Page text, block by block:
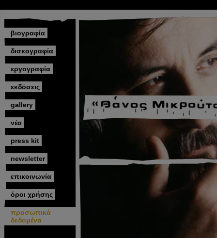
βιογραφία
δισκογραφία
εργογραφία
εκδόσεις
gallery
νέα
press kit
newsletter
επικοινωνία
όροι χρήσης
προσωπικά
δεδομένα